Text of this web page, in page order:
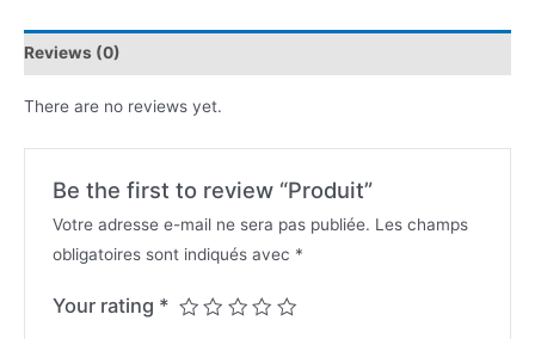
Reviews (0)
There are no reviews yet.
Be the first to review “Produit”
Votre adresse e-mail ne sera pas publiée. Les champs
obligatoires sont indiqués avec *
Your rating *